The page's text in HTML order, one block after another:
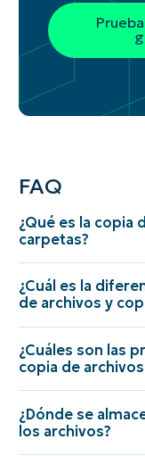
FAQ
¿Qué es la copia
carpetas?
¿Cuál es la
de archivos y
¿Cuáles son las
copia de
¿Dónde se
los archivos?